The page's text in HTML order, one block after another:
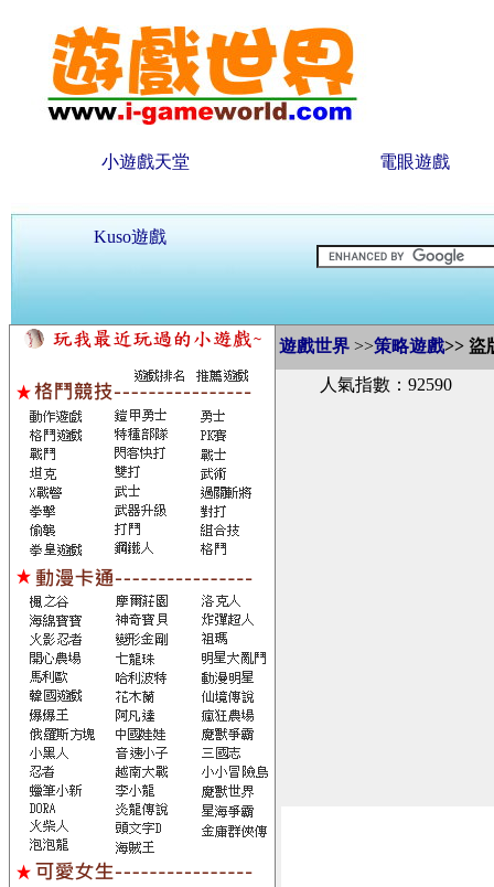
小遊戲天堂 電眼遊戲
Kuso遊戲
遊戲世界 >>策略遊戲>> 盜
人氣指數：92590